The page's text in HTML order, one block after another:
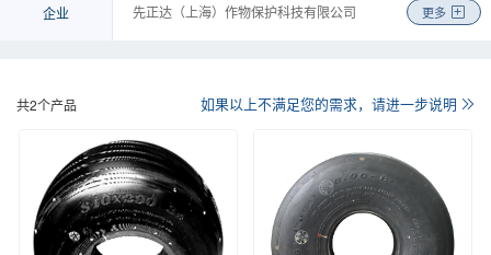
检测
物流 商务 咨询 工程
染料及有机颜料
化学试剂
金属制品、机械和设备
橡胶制品
信息用化学品
企业
先正达（上海）作物保护科技有限公司
中化化工科学技术研究总院有限公司
江苏扬农化工集团有限公司
鲁西化工集团股份有限公司
沧州大化集团有限责任公司
江西蓝星星火有机硅有限公司
更多
共2个产品 如果以上不满足您的需求，请进一步说明